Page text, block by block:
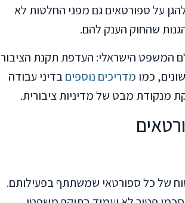
על ספורטאים גם מפני החלטות לא
שהחוק הענק להם.
המשפט הישראלי: העדפת תקנת הציבור
כמו מדריכים נוספיםבדיני עבודה
מנקודת מבט של מדיניות ציבורית.
של כל ספורטאי שמשתתף בפעילותם.